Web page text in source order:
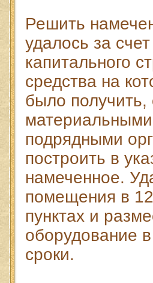
Решить
удалось за
капитального
средства на
было получить,
подрядными
построить в
намеченное.
помещения в
пунктах и
оборудование
сроки.